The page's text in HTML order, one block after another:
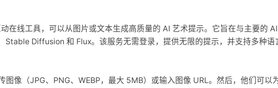
在线工具，可以从图片或文本生成高质量的 AI 艺术提示。它旨在与主要的
Stable Diffusion 和 Flux。该服务无需登录，提供无限的提示，并支持多种语
图像（JPG、PNG、WEBP，最大 5MB）或输入图像 URL。然后，他们可以